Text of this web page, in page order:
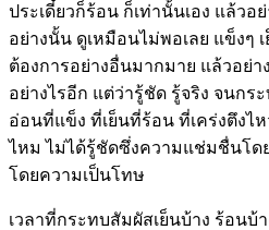
ประเดี๋ยวก็ร้อน ก็เท่านั้นเอง แล้วอ
อย่างนั้น ดูเหมือนไม่พอเลย แข็งๆ
ต้องการอย่างอื่นมากมาย แล้วอย่า
อย่างไรอีก แต่ว่ารู้ชัด รู้จริง จนกร
อ่อนที่แข็ง ที่เย็นที่ร้อน ที่เคร่งตึงไ
ไหม ไม่ได้รู้ชัดซึ่งความแช่มชื่นโ
โดยความเป็นโทษ
เวลาที่กระทบสัมผัสเย็นบ้าง ร้อนบ้